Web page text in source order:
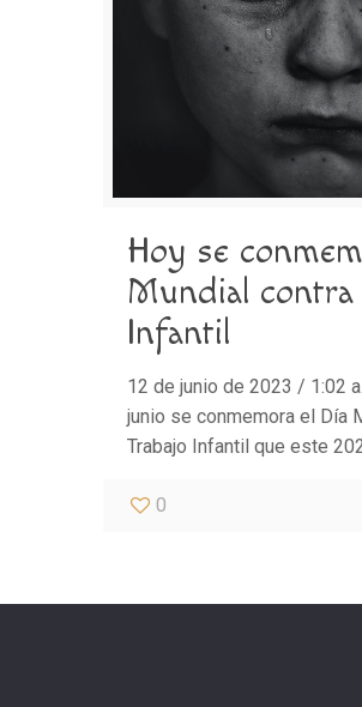
Hoy se
Mundial contra
Infantil
12 de junio de 2023 / 1:02
junio se conmemora el Día
Trabajo Infantil que este
0